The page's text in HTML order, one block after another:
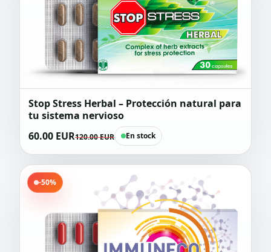
Stop Stress Herbal – Protección natural para
tu sistema nervioso
60.00 EUR120.00 EUR En stock
-50%